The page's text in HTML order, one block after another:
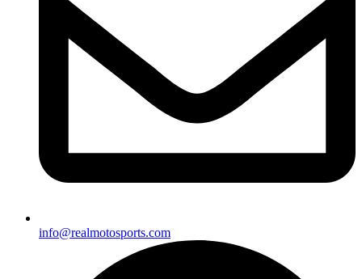
info@realmotosports.com